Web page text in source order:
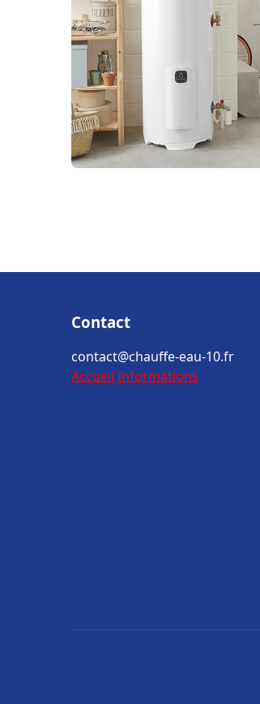
Contact
contact@chauffe-eau-10.fr
Accueil Informations